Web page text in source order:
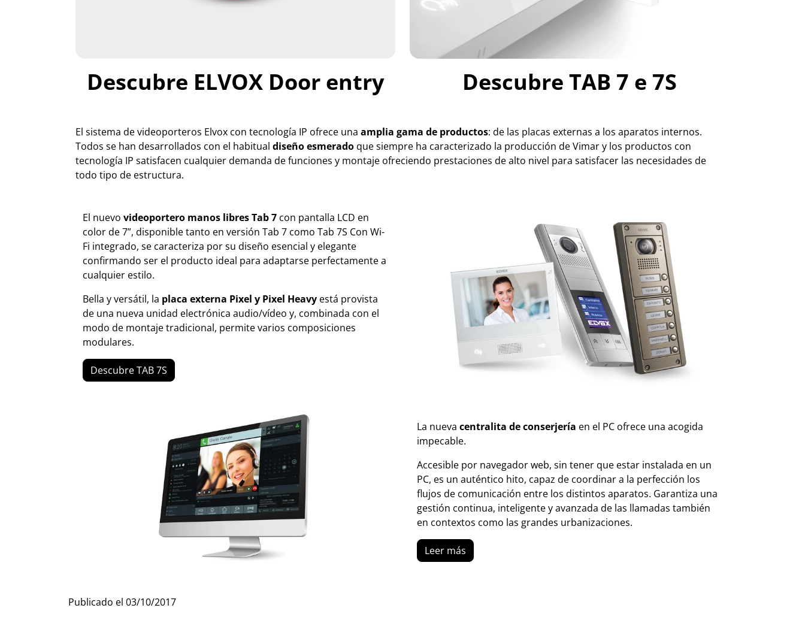
Descubre ELVOX Door entry Descubre TAB 7 e 7S
El sistema de videoporteros Elvox con tecnología IP ofrece una amplia gama de productos: de las placas externas a los aparatos internos.
Todos se han desarrollados con el habitual diseño esmerado que siempre ha caracterizado la producción de Vimar y los productos con
tecnología IP satisfacen cualquier demanda de funciones y montaje ofreciendo prestaciones de alto nivel para satisfacer las necesidades de
todo tipo de estructura.
El nuevo videoportero manos libres Tab 7 con pantalla LCD en
color de 7”, disponible tanto en versión Tab 7 como Tab 7S Con Wi-
Fi integrado, se caracteriza por su diseño esencial y elegante
confirmando ser el producto ideal para adaptarse perfectamente a
cualquier estilo.
Bella y versátil, la placa externa Pixel y Pixel Heavy está provista
de una nueva unidad electrónica audio/vídeo y, combinada con el
modo de montaje tradicional, permite varios composiciones
modulares.
Descubre TAB 7S
La nueva centralita de conserjería en el PC ofrece una acogida
impecable.
Accesible por navegador web, sin tener que estar instalada en un
PC, es un auténtico hito, capaz de coordinar a la perfección los
flujos de comunicación entre los distintos aparatos. Garantiza una
gestión continua, inteligente y avanzada de las llamadas también
en contextos como las grandes urbanizaciones.
Leer más
Publicado el 03/10/2017